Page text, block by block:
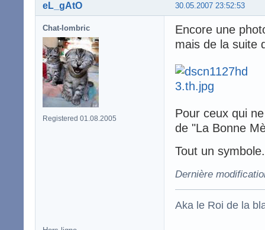
30.05.2007 23:52:53
eL_gAtO
Chat-lombric
Registered 01.08.2005
Encore une
mais de la suite
Pour ceux qui
de "La Bonne
Tout un symbole.
Dernière
Aka le Roi de la